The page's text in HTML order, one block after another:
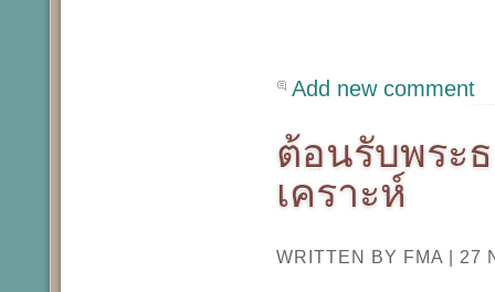
Add new comment
ต้อนรับพระ
เคราะห์
WRITTEN BY FMA 27